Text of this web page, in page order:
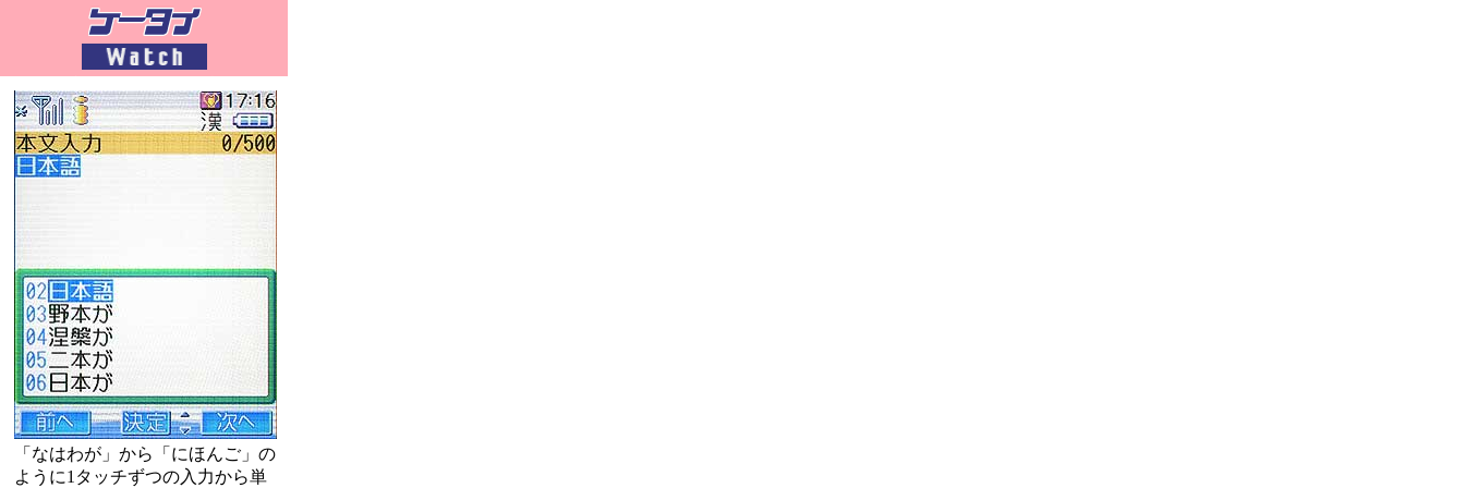
「なはわが」から「にほんご」の
ように1タッチずつの入力から単